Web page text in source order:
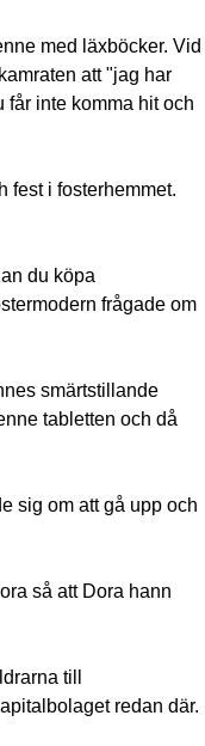
med läxböcker. Vid
att "jag har
inte komma hit och
fest i fosterhemmet.
du köpa
frågade om
smärtstillande
tabletten och då
sig om att gå upp och
så att Dora hann
till
redan där.